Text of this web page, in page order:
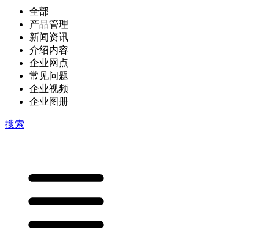
全部
产品管理
新闻资讯
介绍内容
企业网点
常见问题
企业视频
企业图册
搜索